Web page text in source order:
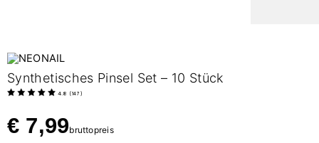
Synthetisches Pinsel Set – 10 Stück
4.8 (147 )
€ 7,99bruttopreis